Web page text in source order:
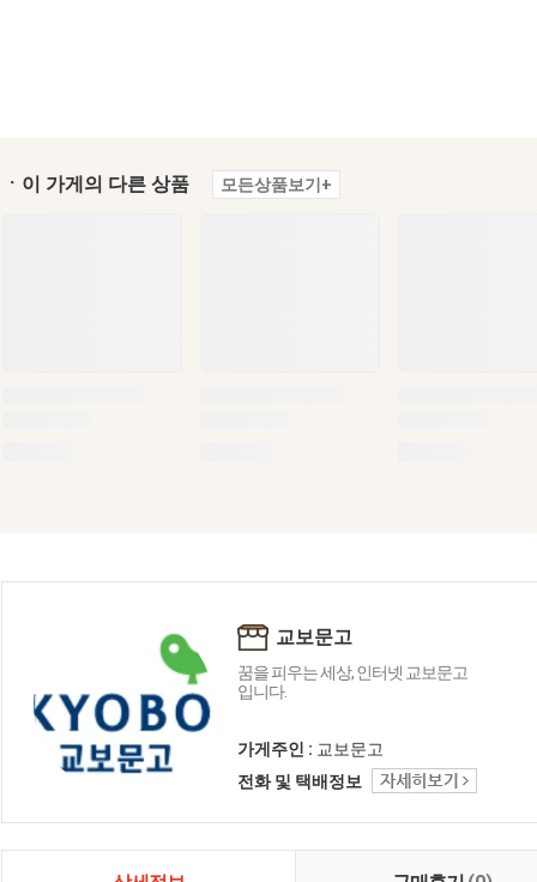
ㆍ이 가게의 다른 상품 모든상품보기+
교보문고
꿈을 피우는 세상, 인터넷 교보문고
입니다.
가게주인 : 교보문고
전화 및 택배정보